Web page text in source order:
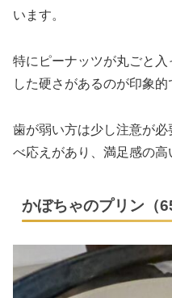
います。
特にピーナッツが丸ごと
した硬さがあるのが印象的
歯が弱い方は少し注意が
べ応えがあり、満足感の高
かぼちゃのプリン（